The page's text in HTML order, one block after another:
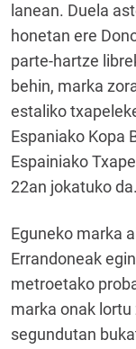
lanean. Duela
honetan ere
parte-hartze
behin, marka
estaliko
Espaniako Kopa
Espainiako
22an jokatuko da.
Eguneko marka
Errandoneak
metroetako
marka onak lortu
segundutan